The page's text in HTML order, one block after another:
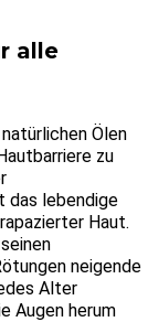
alle
Ölen
zu
das lebendige
Haut.
neigende
Alter
Augen herum